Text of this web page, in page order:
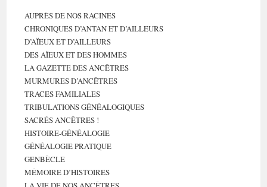
AUPRÈS DE NOS RACINES
CHRONIQUES D’ANTAN ET D’AILLEURS
D’AÏEUX ET D’AILLEURS
DES AÏEUX ET DES HOMMES
LA GAZETTE DES ANCÊTRES
MURMURES D’ANCÊTRES
TRACES FAMILIALES
TRIBULATIONS GÉNÉALOGIQUES
SACRÉS ANCÊTRES !
HISTOIRE-GÉNÉALOGIE
GÉNÉALOGIE PRATIQUE
GENBÈCLE
MÉMOIRE D’HISTOIRES